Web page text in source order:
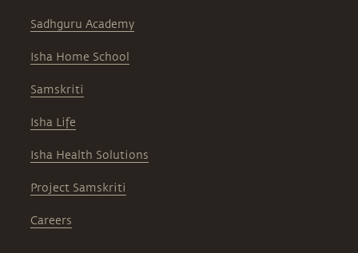
Sadhguru Academy
Isha Home School
Samskriti
Isha Life
Isha Health Solutions
Project Samskriti
Careers